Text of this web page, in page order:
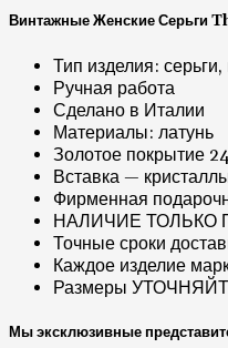
Винтажные Женские Серьги
Тип изделия:
Ручная работа
Сделано в Италии
Материалы: латунь
Золотое покрытие
Вставка —
Фирменная
НАЛИЧИЕ ТОЛЬКО
Точные сроки
Каждое изделие
Размеры
Мы эксклюзивные